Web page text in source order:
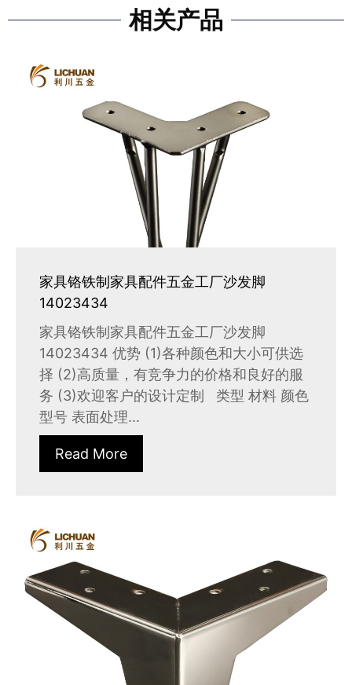
相关产品
家具铬铁制家具配件五金工厂沙发脚
14023434
家具铬铁制家具配件五金工厂沙发脚
14023434 优势 (1)各种颜色和大小可供选
择 (2)高质量，有竞争力的价格和良好的服
务 (3)欢迎客户的设计定制 类型 材料 颜色
型号 表面处理...
Read More